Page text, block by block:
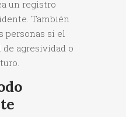
un registro
También
personas si el
agresividad o